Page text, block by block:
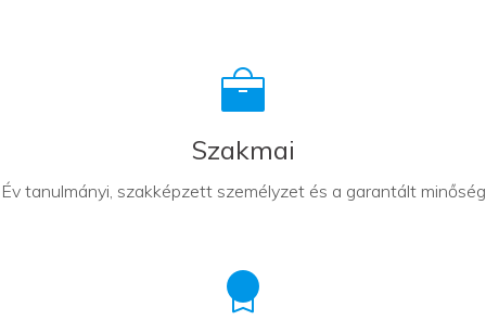
Szakmai
Év tanulmányi, szakképzett személyzet és a garantált minőség